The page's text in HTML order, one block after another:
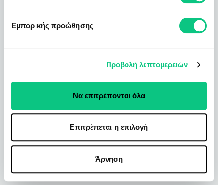
Εμπορικής προώθησης
Προβολή λεπτομερειών
Να επιτρέπονται όλα
Επιτρέπεται η επιλογή
Άρνηση